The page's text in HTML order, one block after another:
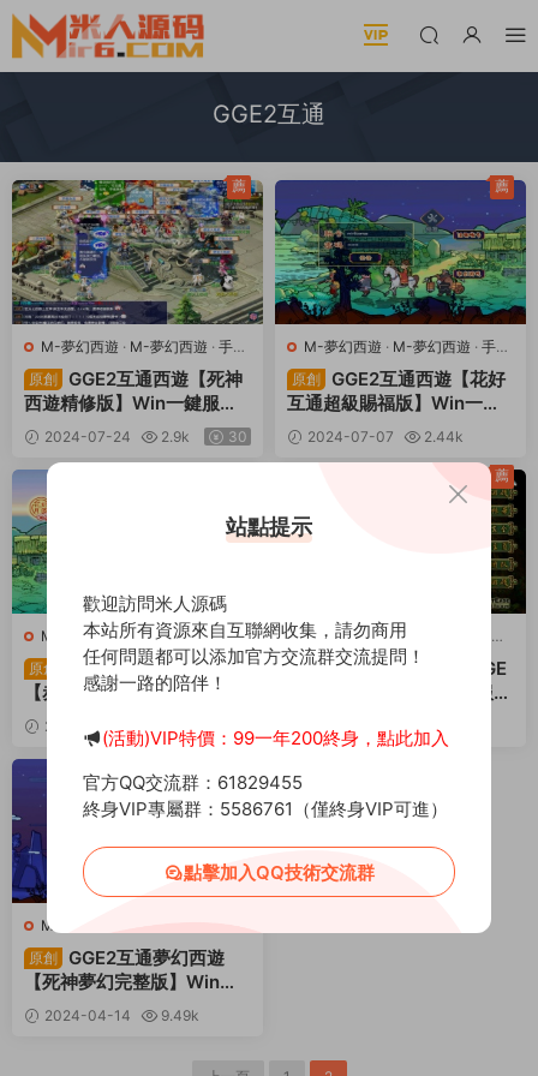
GGE2互通
M-夢幻西遊 · M-夢幻西遊 · 手遊
服務端 · 端遊服務端
原創
GGE2互通西遊【死神
西遊精修版】Win一鍵服務
端+安卓+PC客戶端+全套源
碼+視頻架設教程
2024-07-24 2.9k 30
薦
M-夢幻西遊 · M-夢幻西遊 · 手遊
服務端 · 端遊服務端
原創
GGE2互通西遊【花好
互通超級賜福版】Win一鍵
服務端+安卓+PC客戶端+全
套源碼+視頻架設教程
2024-07-07
2.44k
薦
M-夢幻西遊·M-夢幻西遊 ·手遊
服務端·端遊服務端
原創
GGE2互通夢幻西遊
【赤子西遊花好互通超級技
能版】Win一鍵服務端+安卓
+PC客戶端+全套源碼+視頻
架設教程
2024-06-26
3.57k
30
D-大話西遊·D-大話西遊
手遊
服務端·端遊服務端
原創 GGE2互通大話【GGE
2大話三種族】Win一鍵服務
套源碼+視頻架設教程
2024-06-23
4.62k
薦
M-夢幻西遊
服務端 · 端遊服務端
原創
GGE2互通夢幻西遊
【死神夢幻完整版】Win一
鍵服務端+安卓+PC客戶端
+全套源碼+攻略+視頻架設
2024-04-14
9.49k
站點提示
歡迎訪問米人源碼
本站所有資源來自互聯網收集，請勿商用
任何問題都可以添加官方交流群交流提問！
感謝一路的陪伴！
(活動)VIP特價：99一年200終身，點此加入
官方QQ交流群：61829455
終身VIP專屬群：5586761（僅終身VIP可進）
點擊加入QQ技術交流群